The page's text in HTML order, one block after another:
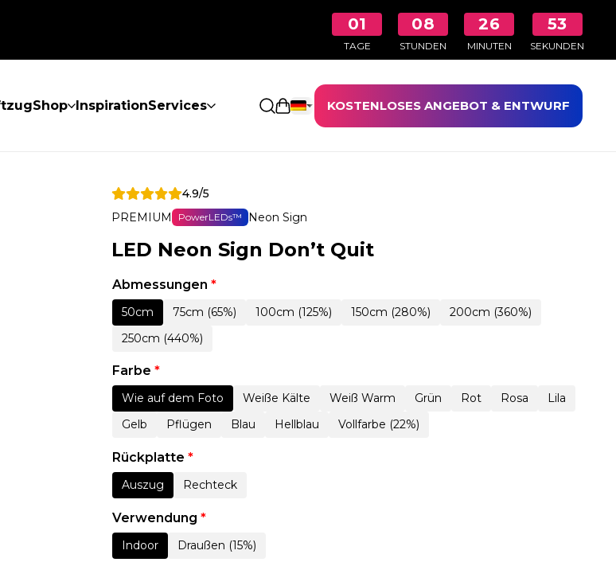
01
TAGE
08
STUNDEN
26
MINUTEN
52
SEKUNDEN
Shop InspirationServices Einkaufswagen öffnen
KOSTENLOSES ANGEBOT & ENTWURF
4.9/5
PREMIUM
PowerLEDs™ Neon Sign
LED Neon Sign Don’t Quit
Abmessungen *
50cm 75cm (65%) 100cm (125%) 150cm (280%)
200cm (360%)
250cm (440%)
Farbe *
Wie auf dem Foto Weiße Kälte Weiß Warm Grün Rot Rosa
Lila
Gelb
Pflügen Blau Hellblau Vollfarbe (22%)
Rückplatte *
Auszug Rechteck
Verwendung *
Indoor Draußen (15%)